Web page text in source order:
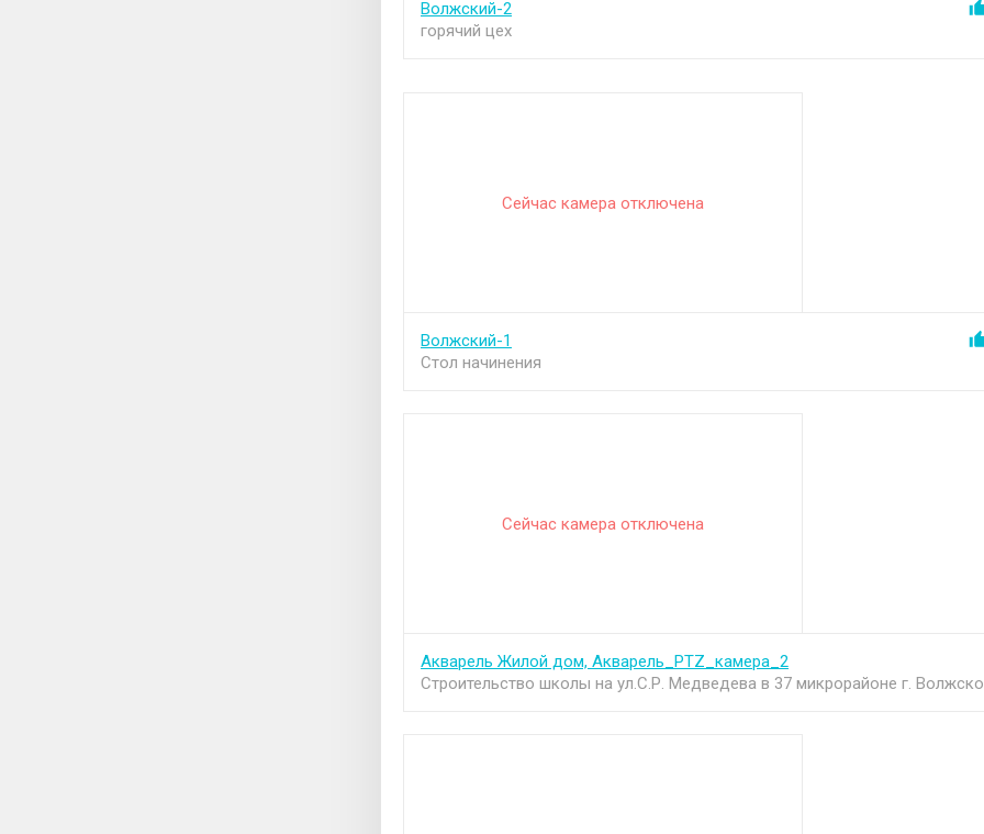
Волжский-2
горячий цех
Сейчас камера отключена
Волжский-1
Стол начинения
Сейчас камера отключена
Акварель Жилой дом, Акварель_PTZ_камера_2
Строительство школы на ул.С.Р. Медведева в 37 микрорайоне г.